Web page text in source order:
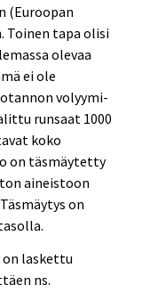
(Euroopan
Toinen tapa olisi
olevaa
ei ole
volyymi-
runsaat 1000
koko
on täsmäytetty
aineistoon
on
laskettu
ns.